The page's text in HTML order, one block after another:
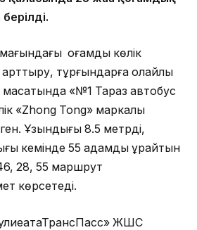
қоғамдық көлік
арттыру, тұрғындарға қолайлы
мақсатында «№1 Тараз автобус
«Zhong Tong» маркалы
Ұзындығы 8.5 метрді,
кемінде 55 адамды құрайтын
28, 55 маршрут
көрсетеді.
ЖШС